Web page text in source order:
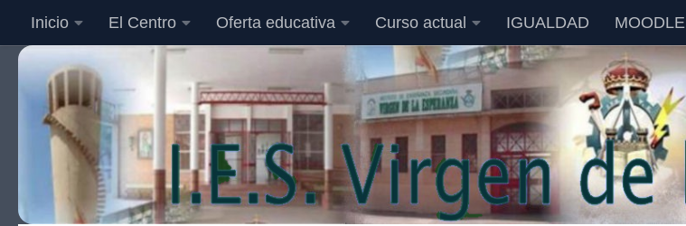
Saltar al contenido
Inicio El Centro Oferta educativa Curso actual IGUALDAD MOODLE